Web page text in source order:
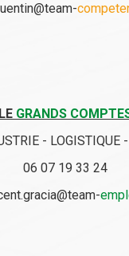
GRANDS
- LOGISTIQUE
06 07 19 33 24